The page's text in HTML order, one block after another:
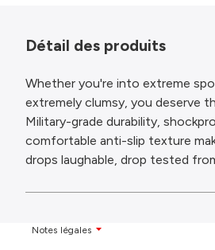
Détail des produits
Whether you're into extreme
extremely clumsy, you deserve
Military-grade durability,
comfortable anti-slip texture
drops laughable, drop tested
Notes légales